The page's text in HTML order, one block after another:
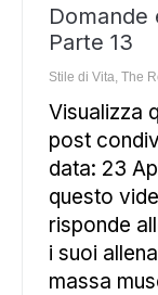
Domande
Parte 13
Stile di Vita, The
Visualizza
post
data: 23
questo
risponde
i suoi
massa